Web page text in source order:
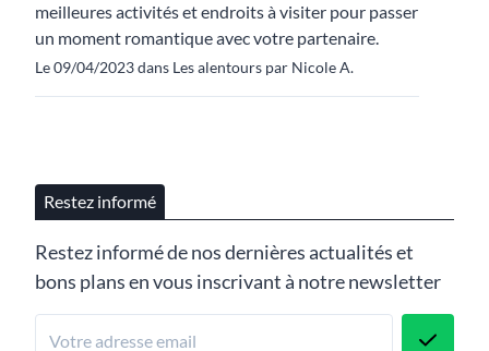
meilleures activités et endroits à visiter pour passer
un moment romantique avec votre partenaire.
Le 09/04/2023 dans Les alentours par Nicole A.
Restez informé
Restez informé de nos dernières actualités et
bons plans en vous inscrivant à notre newsletter